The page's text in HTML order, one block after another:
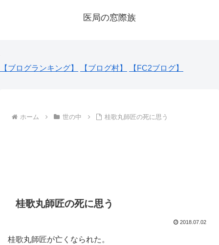
医局の窓際族
【ブログランキング】 【ブログ村】 【FC2ブログ】
ホーム 世の中 桂歌丸師匠の死に思う
桂歌丸師匠の死に思う
2018.07.02
桂歌丸師匠が亡くなられた。